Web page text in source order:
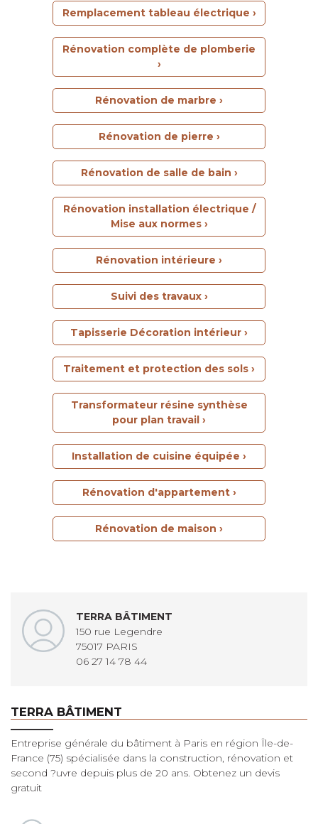
Remplacement tableau électrique ›
Rénovation complète de plomberie
›
Rénovation de marbre ›
Rénovation de pierre ›
Rénovation de salle de bain ›
Rénovation installation électrique /
Mise aux normes ›
Rénovation intérieure ›
Suivi des travaux ›
Tapisserie Décoration intérieur ›
Traitement et protection des sols ›
Transformateur résine synthèse
pour plan travail ›
Installation de cuisine équipée ›
Rénovation d'appartement ›
Rénovation de maison ›
TERRA BÂTIMENT
150 rue Legendre
75017 PARIS
06 27 14 78 44
TERRA BÂTIMENT
Entreprise générale du bâtiment à Paris en région Île-de-
France (75) spécialisée dans la construction, rénovation et
second ?uvre depuis plus de 20 ans. Obtenez un devis
gratuit